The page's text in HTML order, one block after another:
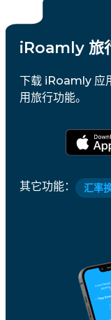
iRoamly 旅
下载 iRoamly 应
用旅行功能。
其它功能： 汇率